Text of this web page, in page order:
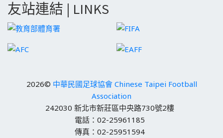
友站連結 | LINKS
2026© 中華民國足球協會 Chinese Taipei Football
Association
242030 新北市新莊區中央路730號2樓
電話：02-25961185
傳真：02-25951594